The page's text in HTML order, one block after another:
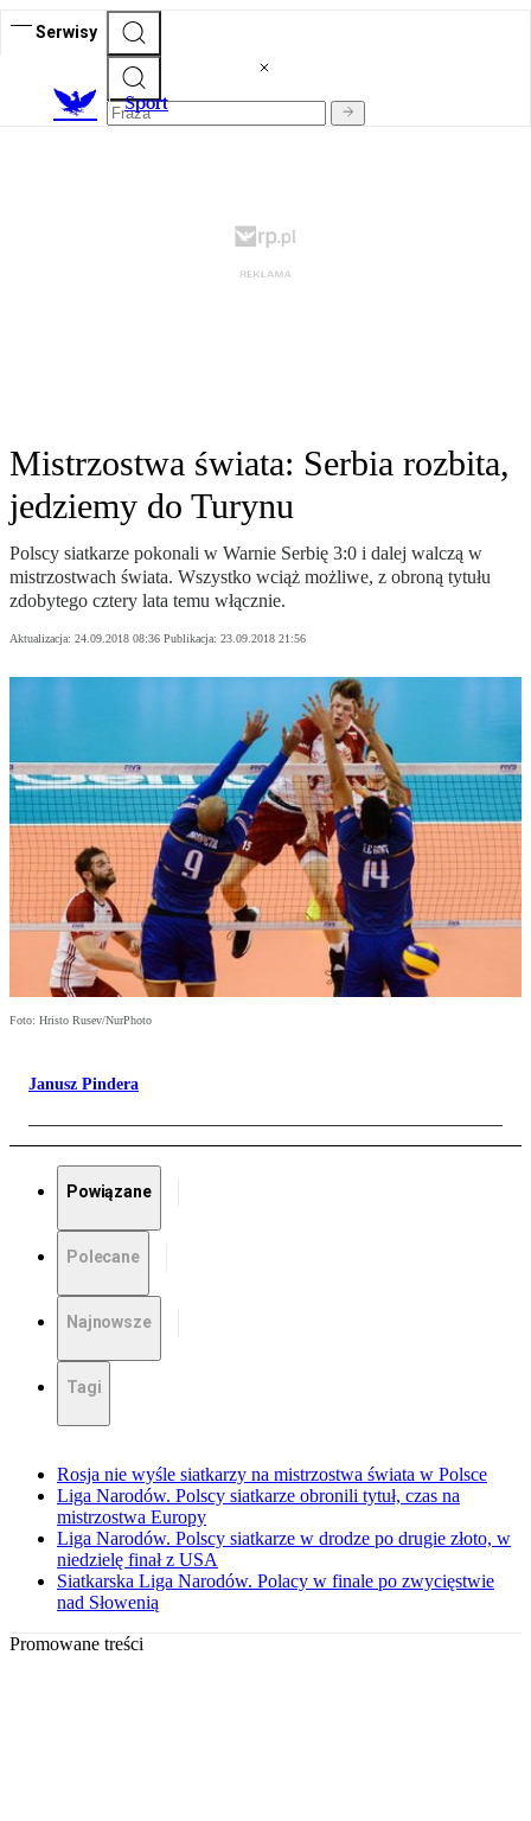
Serwisy
Sport
Mistrzostwa świata: Serbia rozbita,
jedziemy do Turynu
Polscy siatkarze pokonali w Warnie Serbię 3:0 i dalej walczą w
mistrzostwach świata. Wszystko wciąż możliwe, z obroną tytułu
zdobytego cztery lata temu włącznie.
Aktualizacja: 24.09.2018 08:36 Publikacja: 23.09.2018 21:56
Foto: Hristo Rusev/NurPhoto
Janusz Pindera
Powiązane
Polecane
Najnowsze
Tagi
Rosja nie wyśle siatkarzy na mistrzostwa świata w Polsce
Liga Narodów. Polscy siatkarze obronili tytuł, czas na
mistrzostwa Europy
Liga Narodów. Polscy siatkarze w drodze po drugie złoto, w
niedzielę finał z USA
Siatkarska Liga Narodów. Polacy w finale po zwycięstwie
nad Słowenią
Promowane treści